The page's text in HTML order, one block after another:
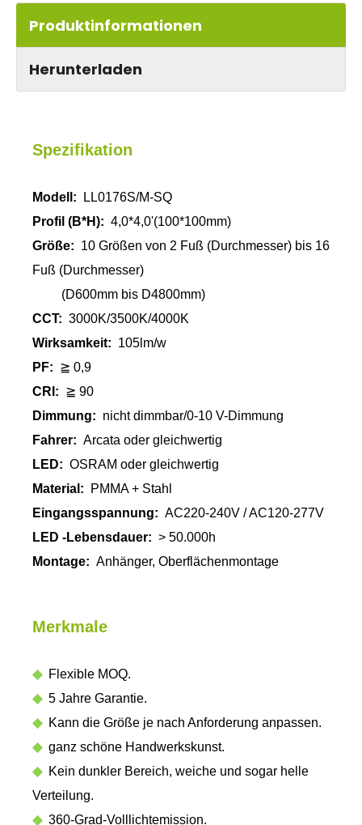
Produktinformationen
Herunterladen
Spezifikation
Modell:
LL0176S/M-SQ
Profil (B*H): 4,0*4,0'(100*100mm)
Größe: 10 Größen von 2 Fuß (Durchmesser) bis 16
Fuß (Durchmesser)
(D600mm bis D4800mm)
CCT: 3000K/3500K/4000K
Wirksamkeit: 105lm/w
PF: ≧ 0,9
CRI: ≧ 90
Dimmung: nicht dimmbar/0-10 V-Dimmung
Fahrer: Arcata oder gleichwertig
LED: OSRAM oder gleichwertig
Material:
PMMA + Stahl
Eingangsspannung: AC220-240V / AC120-277V
LED -Lebensdauer: > 50.000h
Montage: Anhänger, Oberflächenmontage
Merkmale
◆ Flexible MOQ.
◆ 5 Jahre Garantie.
◆ Kann die Größe je nach Anforderung anpassen.
◆ ganz schöne Handwerkskunst.
◆ Kein dunkler Bereich, weiche und sogar helle
Verteilung.
◆ 360-Grad-Volllichtemission.